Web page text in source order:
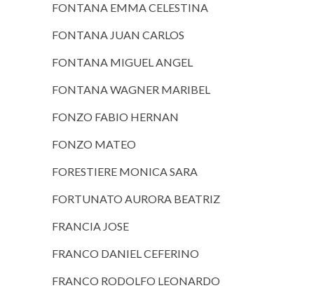
FONTANA EMMA CELESTINA
FONTANA JUAN CARLOS
FONTANA MIGUEL ANGEL
FONTANA WAGNER MARIBEL
FONZO FABIO HERNAN
FONZO MATEO
FORESTIERE MONICA SARA
FORTUNATO AURORA BEATRIZ
FRANCIA JOSE
FRANCO DANIEL CEFERINO
FRANCO RODOLFO LEONARDO